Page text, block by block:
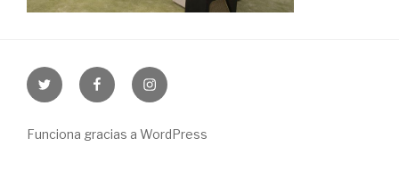
Twitter FacebookInstagram
Funciona gracias a WordPress